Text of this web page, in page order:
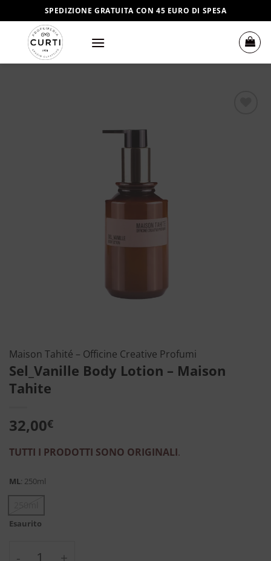
ai
contenuti
SPEDIZIONE GRATUITA CON 45 EURO DI SPESA
Maison Tahité – Officine Creative Profumi
Sel_Vanille Body Lotion – Maison
Tahite
32,00€
TUTTI I PRODOTTI SONO ORIGINALI.
ML: 250ml
250ml
Esaurito
Sel_Vanille Body Lotion - Maison Tahite